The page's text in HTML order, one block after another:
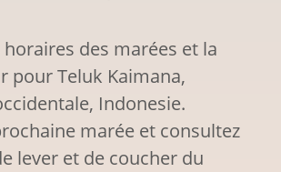
des marées et la
pour Teluk Kaimana,
Indonesie.
marée et consultez
lever et de coucher du